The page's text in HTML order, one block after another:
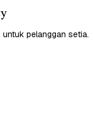
pelanggan setia.